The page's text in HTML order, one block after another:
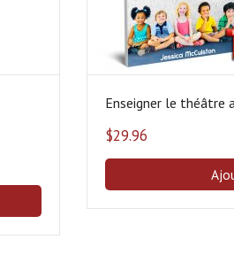
Enseigner le théâtre
$29.96